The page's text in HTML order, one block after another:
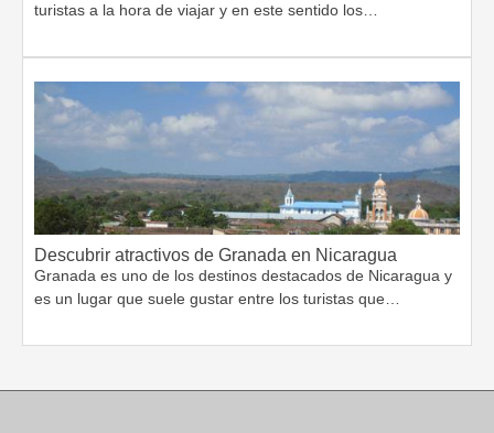
turistas a la hora de viajar y en este sentido los…
Descubrir atractivos de Granada en Nicaragua
Granada es uno de los destinos destacados de Nicaragua y
es un lugar que suele gustar entre los turistas que…